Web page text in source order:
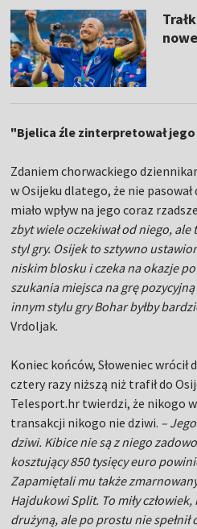
"Bjelica źle zinterpretował
Zdaniem chorwackiego
w Osijeku dlatego, że nie
miało wpływ na jego coraz
zbyt wiele oczekiwał od niego, ale
styl gry. Osijek to sztywno
niskim blosku i czeka na okazje
szukania miejsca na grę
innym stylu gry Bohar byłby
Vrdoljak.
Koniec końców, Słoweniec wrócił
cztery razy niższą niż trafił do
Telesport.hr twierdzi, że nikogo
transakcji nikogo nie dziwi. –
dziwi. Kibice nie są z niego
kosztujący 850 tysięcy euro
Zapamiętali mu także
Hajdukowi Split. To miły
drużyną, ale po prostu nie